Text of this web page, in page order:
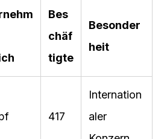
Bes
chäf
tigte
Besonder
heit
417
Internation
aler